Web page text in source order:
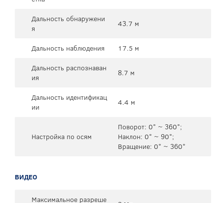
Дальность обнаружени
я
43.7 м
Дальность наблюдения
17.5 м
Дальность распознаван
ия
8.7 м
Дальность идентификац
ии
4.4 м
Настройка по осям
Поворот: 0° ~ 360°;
Наклон: 0° ~ 90°;
Вращение: 0° ~ 360°
ВИДЕО
Максимальное разреше